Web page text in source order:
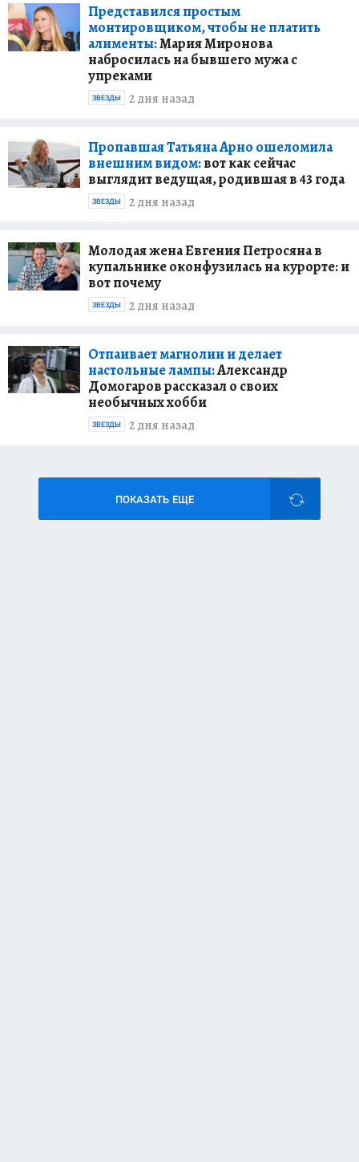
Представился простым
монтировщиком, чтобы не платить
алименты:Мария Миронова
набросилась на бывшего мужа с
упреками
2 дня назад
ЗВЕЗДЫ
Пропавшая Татьяна Арно ошеломила
внешним видом:вот как сейчас
выглядит ведущая, родившая в 43 года
2 дня назад
ЗВЕЗДЫ
Молодая жена Евгения Петросяна в
купальнике оконфузилась на курорте: и
вот почему
2 дня назад
ЗВЕЗДЫ
Отпаивает магнолии и делает
настольные лампы:Александр
Домогаров рассказал о своих
необычных хобби
2 дня назад
ЗВЕЗДЫ
ПОКАЗАТЬ ЕЩЕ